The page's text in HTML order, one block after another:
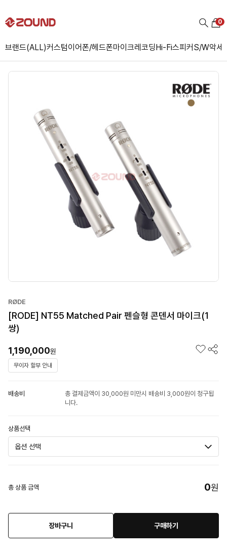
브랜드(ALL)커스텀이어폰/헤드폰마이크레코딩Hi-Fi스피커S/W악세
0
RØDE
[RODE] NT55 Matched Pair 펜슬형 콘덴서 마이크(1
쌍)
1,190,000원
무이자 할부 안내
배송비
총 결제금액이 30,000원 미만시 배송비 3,000원이 청구됩
니다.
상품선택
총 상품 금액 0원
장바구니 구매하기